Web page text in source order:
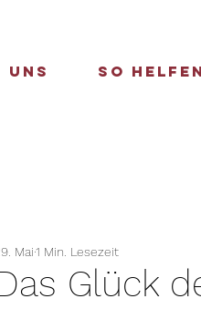
uns So
Glück
Mai1 Min. Lesezeit